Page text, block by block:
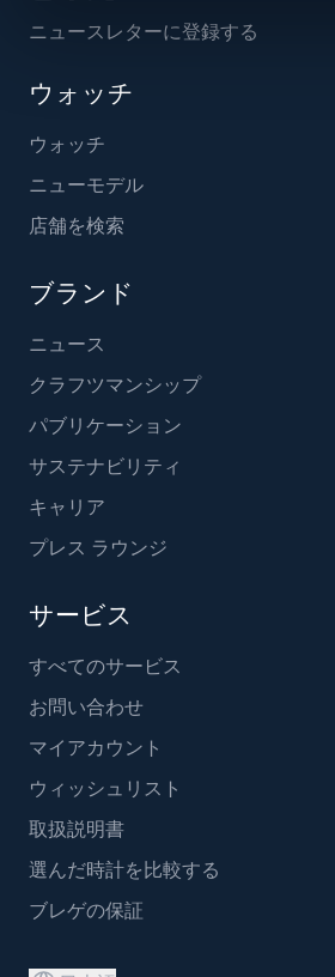
ニュースレターに登録する
ウォッチ
ウォッチ
ニューモデル
店舗を検索
ブランド
ニュース
クラフツマンシップ
パブリケーション
サステナビリティ
キャリア
プレス ラウンジ
サービス
すべてのサービス
お問い合わせ
マイアカウント
ウィッシュリスト
取扱説明書
選んだ時計を比較する
ブレゲの保証